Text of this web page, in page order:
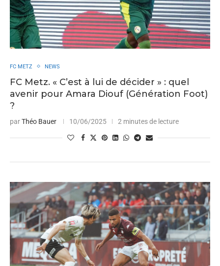
FC METZ NEWS
FC Metz. « C’est à lui de décider » : quel
avenir pour Amara Diouf (Génération Foot)
?
parThéo Bauer 10/06/2025 2 minutes de lecture